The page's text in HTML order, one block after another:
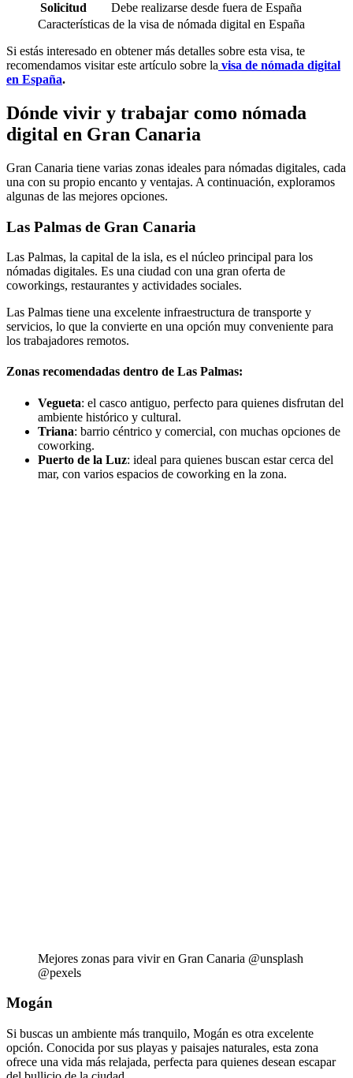
Solicitud
Debe realizarse desde fuera de España
Características de la visa de nómada digital en España
Si estás interesado en obtener más detalles sobre esta visa, te
recomendamos visitar este artículo sobre la visa de nómada digital
en España.
Dónde vivir y trabajar como nómada
digital en Gran Canaria
Gran Canaria tiene varias zonas ideales para nómadas digitales, cada
una con su propio encanto y ventajas. A continuación, exploramos
algunas de las mejores opciones.
Las Palmas de Gran Canaria
Las Palmas, la capital de la isla, es el núcleo principal para los
nómadas digitales. Es una ciudad con una gran oferta de
coworkings, restaurantes y actividades sociales.
Las Palmas tiene una excelente infraestructura de transporte y
servicios, lo que la convierte en una opción muy conveniente para
los trabajadores remotos.
Zonas recomendadas dentro de Las Palmas:
Vegueta: el casco antiguo, perfecto para quienes disfrutan del
ambiente histórico y cultural.
Triana: barrio céntrico y comercial, con muchas opciones de
coworking.
Puerto de la Luz: ideal para quienes buscan estar cerca del
mar, con varios espacios de coworking en la zona.
Mejores zonas para vivir en Gran Canaria @unsplash
@pexels
Mogán
Si buscas un ambiente más tranquilo, Mogán es otra excelente
opción. Conocida por sus playas y paisajes naturales, esta zona
ofrece una vida más relajada, perfecta para quienes desean escapar